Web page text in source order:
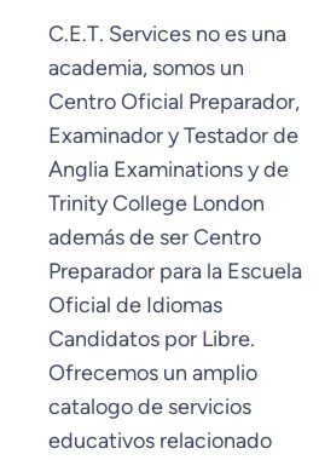
C.E.T. Services no es una
academia, somos un
Centro Oficial Preparador,
Examinador y Testador de
Anglia Examinations y de
Trinity College London
además de ser Centro
Preparador para la Escuela
Oficial de Idiomas
Candidatos por Libre.
Ofrecemos un amplio
catalogo de servicios
educativos relacionado